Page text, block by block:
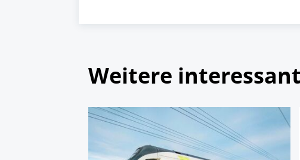
Weitere